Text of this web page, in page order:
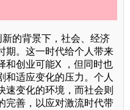
新的背景下，社会、经济
期。这一时代给个人带来
和创业可能X ，但同时也
和适应变化的压力。个人
速变化的环境，而社会则
完善，以应对激流时代带